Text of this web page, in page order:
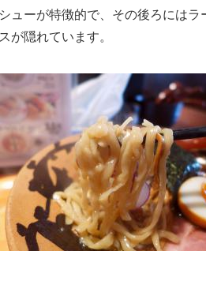
ューが特徴的で、その後ろには
が隠れています。